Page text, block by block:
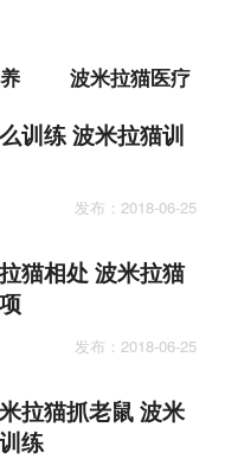
波米拉猫医疗
训练 波米拉猫训
发布：2018-06-25
猫相处 波米拉猫
发布：2018-06-25
拉猫抓老鼠 波米
练